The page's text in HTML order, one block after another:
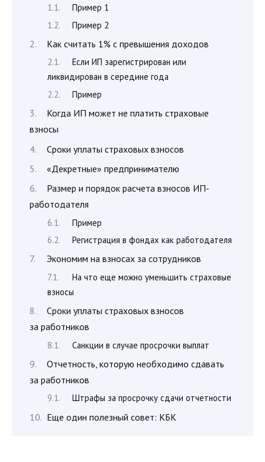
Пример 1
Пример 2
Как считать 1% с превышения доходов
Если ИП зарегистрирован или
ликвидирован в середине года
Пример
Когда ИП может не платить страховые
взносы
Сроки уплаты страховых взносов
«Декретные» предпринимателю
Размер и порядок расчета взносов ИП-
работодателя
Пример
Регистрация в фондах как работодателя
Экономим на взносах за сотрудников
На что еще можно уменьшить страховые
взносы
Сроки уплаты страховых взносов
за работников
Санкции в случае просрочки выплат
Отчетность, которую необходимо сдавать
за работников
Штрафы за просрочку сдачи отчетности
Еще один полезный совет: КБК